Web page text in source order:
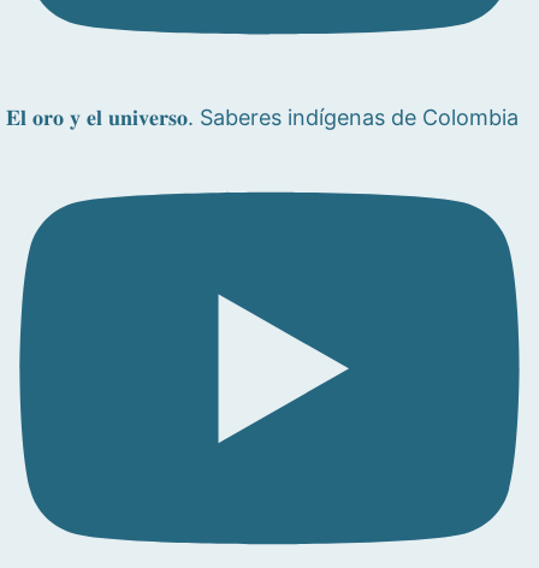
𝐄𝐥 𝐨𝐫𝐨 𝐲 𝐞𝐥 𝐮𝐧𝐢𝐯𝐞𝐫𝐬𝐨. Saberes indígenas de Colombia